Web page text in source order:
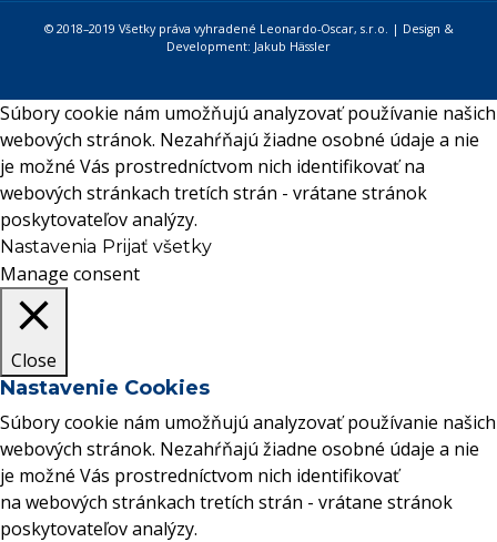
© 2018–2019 Všetky práva vyhradené Leonardo-Oscar, s.r.o. | Design &
Development: Jakub Hässler
Súbory cookie nám umožňujú analyzovať používanie našich
webových stránok. Nezahŕňajú žiadne osobné údaje a nie
je možné Vás prostredníctvom nich identifikovať na
webových stránkach tretích strán - vrátane stránok
poskytovateľov analýzy.
Nastavenia Prijať všetky
Manage consent
Close
Nastavenie Cookies
Súbory cookie nám umožňujú analyzovať používanie našich
webových stránok. Nezahŕňajú žiadne osobné údaje a nie
je možné Vás prostredníctvom nich identifikovať
na webových stránkach tretích strán - vrátane stránok
poskytovateľov analýzy.